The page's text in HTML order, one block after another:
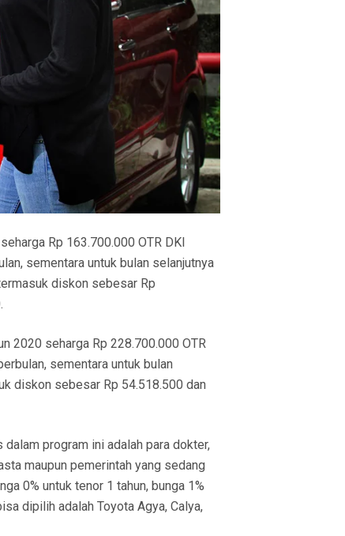
Rp 163.700.000 OTR DKI
sementara untuk bulan selanjutnya
diskon sebesar Rp
2020 seharga Rp 228.700.000 OTR
sementara untuk bulan
diskon sebesar Rp 54.518.500 dan
program ini adalah para dokter,
maupun pemerintah yang sedang
0% untuk tenor 1 tahun, bunga 1%
dipilih adalah Toyota Agya, Calya,